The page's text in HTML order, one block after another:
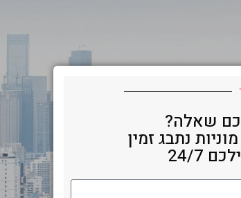
שאלה?
נתבג זמין
24/7